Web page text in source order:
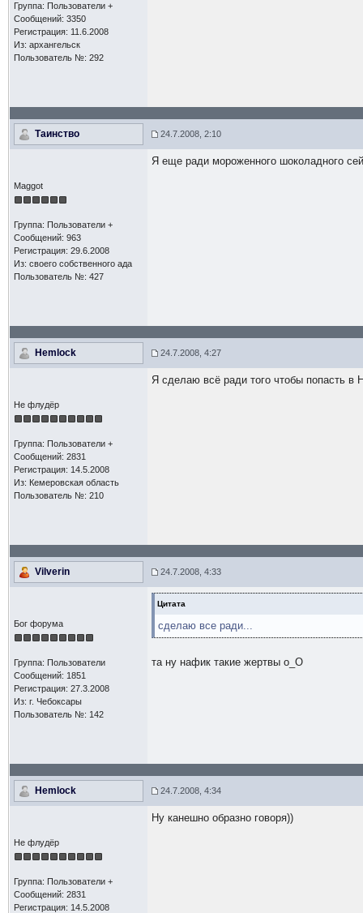
Группа: Пользователи +
Сообщений: 3350
Регистрация: 11.6.2008
Из: архангельск
Пользователь №: 292
Таинство 24.7.2008, 2:10
Maggot
Группа: Пользователи +
Сообщений: 963
Регистрация: 29.6.2008
Из: своего собственного ада
Пользователь №: 427
Я еще ради мороженного шоколадного
Hemlock 24.7.2008, 4:27
Не флудёр
Группа: Пользователи +
Сообщений: 2831
Регистрация: 14.5.2008
Из: Кемеровская область
Пользователь №: 210
Я сделаю всё ради того чтобы попасть в
Vilverin 24.7.2008, 4:33
Бог форума
Группа: Пользователи
Сообщений: 1851
Регистрация: 27.3.2008
Из: г. Чебоксары
Пользователь №: 142
Цитата
сделаю все ради...
та ну нафик такие жертвы о_О
Hemlock 24.7.2008, 4:34
Не флудёр
Группа: Пользователи +
Сообщений: 2831
Регистрация: 14.5.2008
Ну канешно образно говоря))